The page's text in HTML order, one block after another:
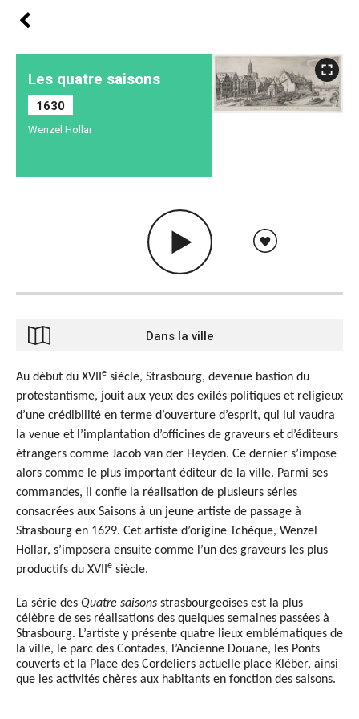
Les quatre saisons
1630
Wenzel Hollar
Dans la ville
Au début du XVII e siècle, Strasbourg, devenue bastion du
protestantisme, jouit aux yeux des exilés politiques et religieux
d’une crédibilité en terme d’ouverture d’esprit, qui lui vaudra
la venue et l’implantation d’officines de graveurs et d’éditeurs
étrangers comme Jacob van der Heyden. Ce dernier s’impose
alors comme le plus important éditeur de la ville. Parmi ses
commandes, il confie la réalisation de plusieurs séries
consacrées aux Saisons à un jeune artiste de passage à
Strasbourg en 1629. Cet artiste d’origine Tchèque, Wenzel
Hollar, s’imposera ensuite comme l’un des graveurs les plus
productifs du XVII
e siècle.
La série des Quatre saisons strasbourgeoises est la plus
célèbre de ses réalisations des quelques semaines passées à
Strasbourg. L’artiste y présente quatre lieux emblématiques de
la ville, le parc des Contades, l’Ancienne Douane, les Ponts
couverts et la Place des Cordeliers actuelle place Kléber, ainsi
que les activités chères aux habitants en fonction des saisons.